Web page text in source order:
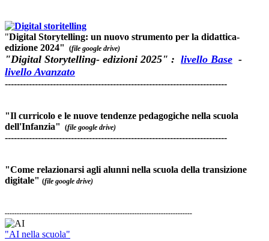
"Digital Storytelling: un nuovo strumento per la didattica-
edizione 2024"
(file google drive)
"Digital Storytelling- edizioni 2025" : livello Base -
livello Avanzato
--------------------------------------------------------------------------
"Il curricolo e le nuove tendenze pedagogiche nella scuola
dell'Infanzia"
(file google drive)
--------------------------------------------------------------------------
"Come relazionarsi agli alunni nella scuola della transizione
digitale" (file google drive)
------------------------------------------------------------------------------
"AI nella scuola"